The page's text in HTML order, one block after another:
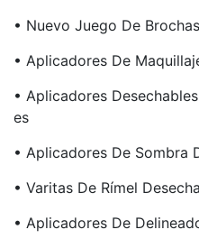
• Nuevo Juego De
• Aplicadores De
• Aplicadores
Es
• Aplicadores De Sombra
• Varitas De Rímel
• Aplicadores De